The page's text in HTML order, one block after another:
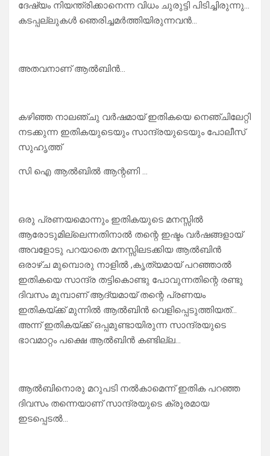
ദേഷ്യം നിയന്ത്രിക്കാനെന്ന വിധം ചുരുട്ടി പിടിച്ചിരുന്നു…
കടപ്പല്ലുകൾ ഞെരിച്ചമർത്തിയിരുന്നവൻ…
അതവനാണ് ആൽബിൻ…
കഴിഞ്ഞ നാലഞ്ചു വർഷമായ് ഇതികയെ നെഞ്ചിലേറ്റി
നടക്കുന്ന ഇതികയുടെയും സാന്ദ്രയുടെയും പോലീസ്
സുഹൃത്ത്
സി ഐ ആൽബിൽ ആന്റണി …
ഒരു പ്രണയമൊന്നും ഇതികയുടെ മനസ്സിൽ
ആരോടുമില്ലെന്നതിനാൽ തന്റെ ഇഷ്ടം വർഷങ്ങളായ്
അവളോടു പറയാതെ മനസ്സിലടക്കിയ ആൽബിൻ
ഒരാഴ്ച മുമ്പൊരു നാളിൽ ,കൃത്യമായ് പറഞ്ഞാൽ
ഇതികയെ സാന്ദ്ര തട്ടികൊണ്ടു പോവുന്നതിന്റെ രണ്ടു
ദിവസം മുമ്പാണ് ആദ്യമായ് തന്റെ പ്രണയം
ഇതികയ്ക്ക് മുന്നിൽ ആൽബിൻ വെളിപ്പെടുത്തിയത്…
അന്ന് ഇതികയ്ക്ക് ഒപ്പമുണ്ടായിരുന്ന സാന്ദ്രയുടെ
ഭാവമാറ്റം പക്ഷെ ആൽബിൻ കണ്ടില്ല…
ആൽബിനൊരു മറുപടി നൽകാമെന്ന് ഇതിക പറഞ്ഞ
ദിവസം തന്നെയാണ് സാന്ദ്രയുടെ ക്രൂരമായ
ഇടപ്പെടൽ…